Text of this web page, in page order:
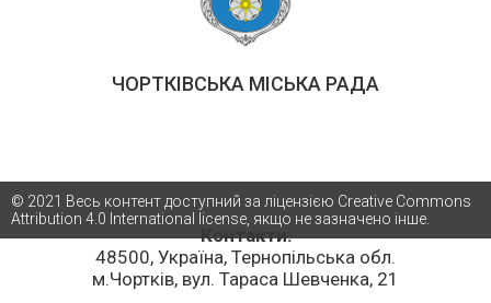
ЧОРТКІВСЬКА МІСЬКА РАДА
Контакти:
48500, Україна, Тернопільська обл.
м.Чортків, вул. Тараса Шевченка, 21
© 2021 Весь контент доступний за ліцензією Creative Commons
Attribution 4.0 International license, якщо не зазначено інше.